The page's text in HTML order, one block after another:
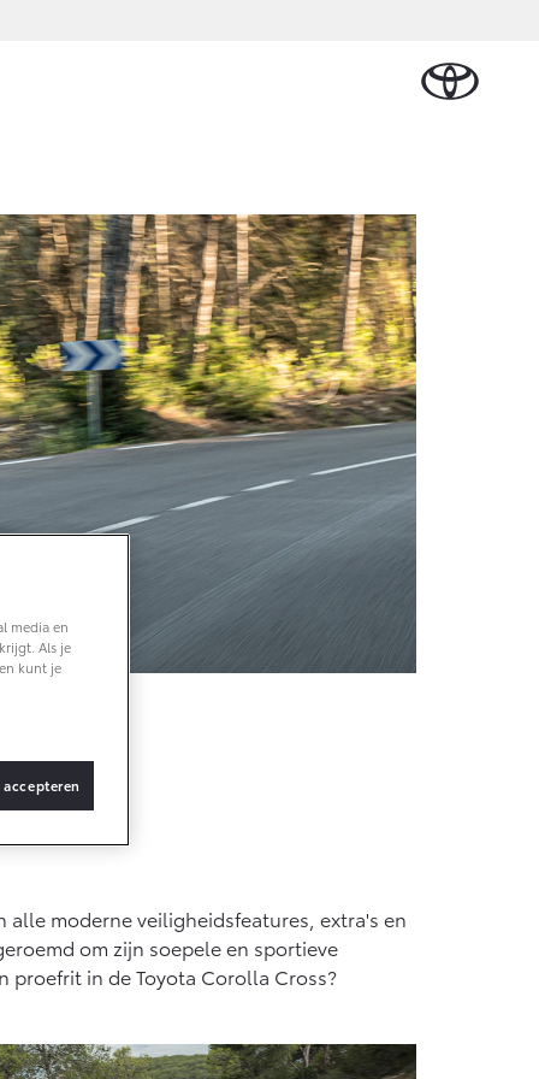
€ 32.995,-
C-HR
ALS PLUG-IN
Touring
ELEKTRISCH
€ 48.995,-
ELEKTRISCH
Vraag een brochure aan
Bekijk de verwachte
modellen
Onderdelen
Accessoires
Banden
Werkplaatsafspraak
maken
Contact en Route
Thuislaadpakketten
Laadpas
Energie en slim laden
Lease
Bedrijfswagens op
maat
Financieren of
leasen
Verzekeren
Vraag een
brochure
aan
Contact en
Route
alle moderne veiligheidsfeatures, extra's en
om zijn soepele en sportieve
proefrit in de Toyota Corolla Cross?
media en
Als je
kunt je